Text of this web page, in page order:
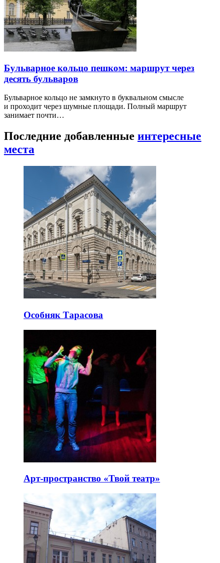
Бульварное кольцо пешком: маршрут через
десять бульваров
Бульварное кольцо не замкнуто в буквальном смысле
и проходит через шумные площади. Полный маршрут
занимает почти…
Последние добавленные интересные
места
Особняк Тарасова
Арт-пространство «Твой театр»